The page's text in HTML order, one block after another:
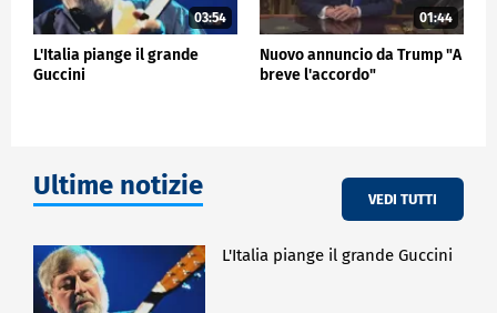
03:54
L'Italia piange il grande
Guccini
01:44
Nuovo annuncio da Trump "A
breve l'accordo"
Ultime notizie VEDI TUTTI
L'Italia piange il grande Guccini